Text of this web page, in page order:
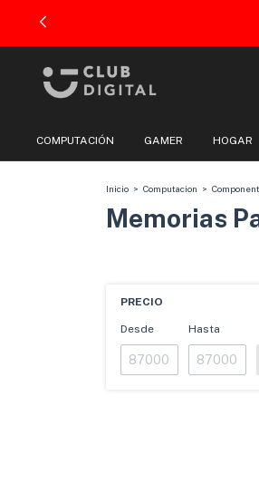
COMPUTACIÓN GAMER HOGAR
Inicio > Computacion >
Memorias
PRECIO
Desde Hasta